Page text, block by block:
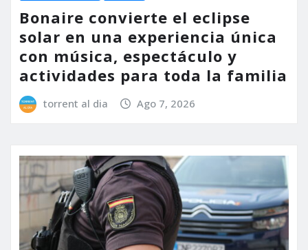
Bonaire convierte el eclipse
solar en una experiencia única
con música, espectáculo y
actividades para toda la familia
torrent al dia Ago 7, 2026